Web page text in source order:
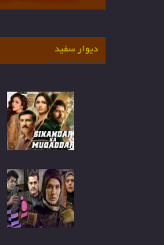
دیوار سفید